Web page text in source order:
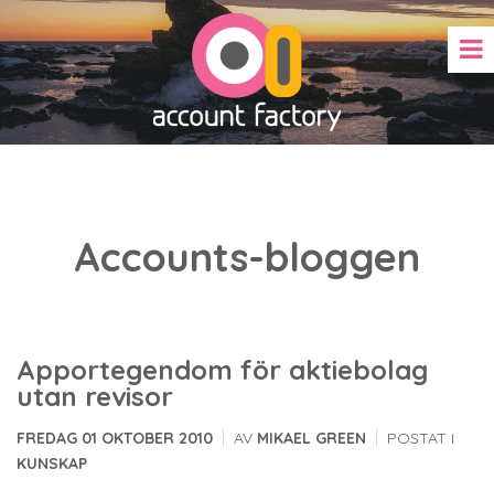
Accounts-bloggen
Apportegendom för aktiebolag
utan revisor
FREDAG 01 OKTOBER 2010 AV MIKAEL GREEN
POSTAT I
KUNSKAP